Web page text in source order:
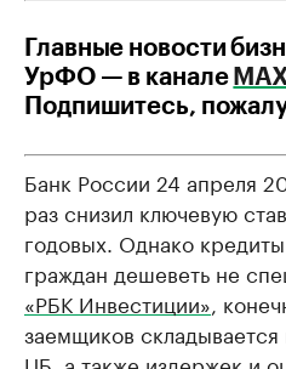
Главные новости
УрФО — в канале МАХ
Подпишитесь,
Банк России 24 апреля
раз снизил ключевую
годовых. Однако
граждан дешеветь не
«РБК Инвестиции» ,
заемщиков складывается
ЦБ, а также издержек и